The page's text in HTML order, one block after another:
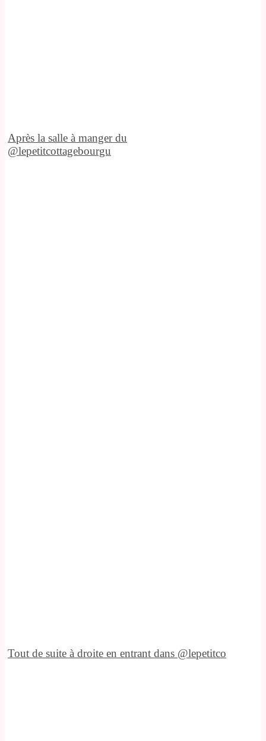
Après la salle à manger du
@lepetitcottagebourgu
Tout de suite à droite en entrant dans @lepetitco